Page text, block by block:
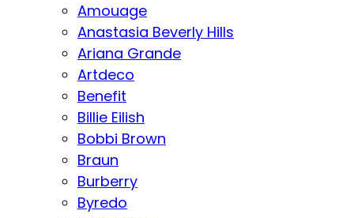
Amouage
Anastasia Beverly Hills
Ariana Grande
Artdeco
Benefit
Billie Eilish
Bobbi Brown
Braun
Burberry
Byredo